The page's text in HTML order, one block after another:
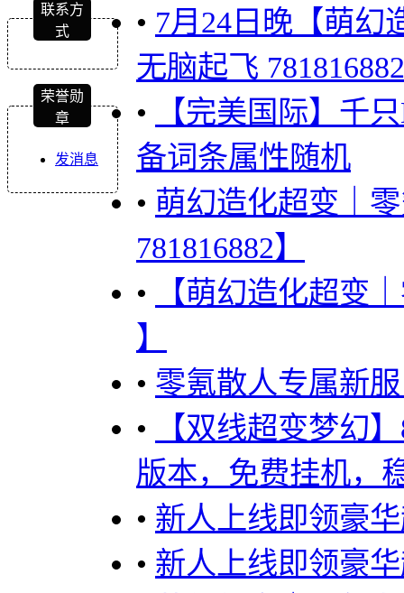
联系方
式
荣誉勋
章
发消息
• 7月24日晚【萌幻
无脑起飞
•
【完美国际】千
备词条属性随机
• 萌幻造化超变｜
781816882】
•
【萌幻造化超变
】
• 零氪散人专属新
•
【双线超变梦幻
版本，免费挂机，
• 新人上线即领豪
• 新人上线即领豪